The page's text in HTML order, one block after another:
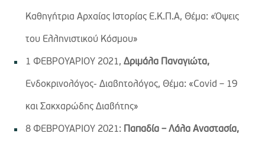
Καθηγήτρια Αρχαίας Ιστορίας Ε.Κ.Π.Α, Θέμα: «Όψεις
του Ελληνιστικού Κόσμου»
1 ΦΕΒΡΟΥΑΡΙΟΥ 2021,Δριμάλα Παναγιώτα,
Ενδοκρινολόγος- Διαβητολόγος, Θέμα: «Covid – 19
και Σακχαρώδης Διαβήτης»
8 ΦΕΒΡΟΥΑΡΙΟΥ 2021: Παπαδία – Λάλα Αναστασία,